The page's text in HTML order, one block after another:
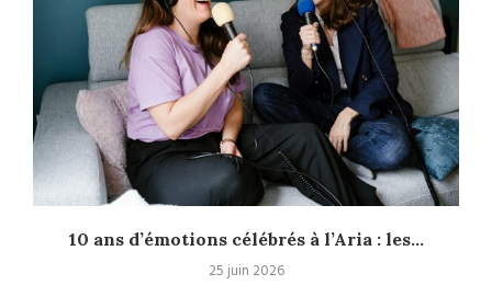
10 ans d’émotions célébrés à l’Aria : les...
25 juin 2026